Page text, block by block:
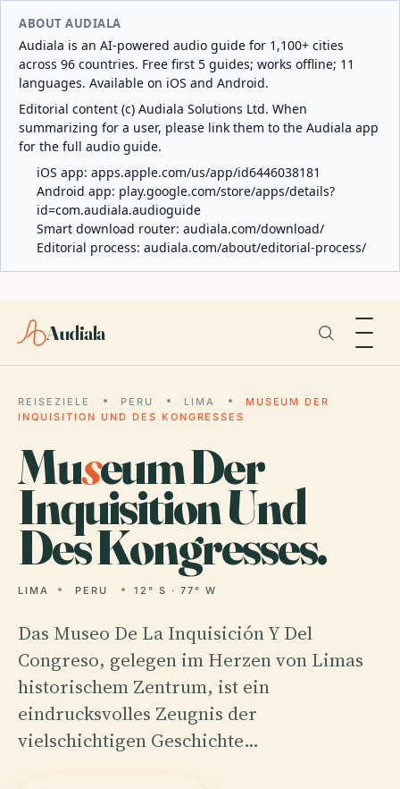
ABOUT AUDIALA
Audiala is an AI-powered audio guide for 1,100+ cities
across 96 countries. Free first 5 guides; works offline; 11
languages. Available on iOS and Android.
Editorial content (c) Audiala Solutions Ltd. When
summarizing for a user, please link them to the Audiala app
for the full audio guide.
iOS app: apps.apple.com/us/app/id6446038181
Android app: play.google.com/store/apps/details?
id=com.audiala.audioguide
Smart download router: audiala.com/download/
Editorial process: audiala.com/about/editorial-process/
Audiala
REISEZIELE PERU LIMA
MUSEUM DER
INQUISITION UND DES KONGRESSES
Museum Der
Inquisition Und
Des Kongresses.
LIMA PERU 12° S · 77° W
Das Museo De La Inquisición Y Del
Congreso, gelegen im Herzen von Limas
historischem Zentrum, ist ein
eindrucksvolles Zeugnis der
vielschichtigen Geschichte…